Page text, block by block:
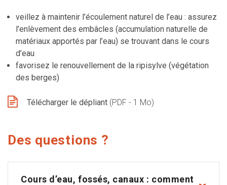
veillez à maintenir l’écoulement naturel de l’eau : assurez
l’enlèvement des embâcles (accumulation naturelle de
matériaux apportés par l’eau) se trouvant dans le cours
d’eau
favorisez le renouvellement de la ripisylve (végétation
des berges)
Télécharger le dépliant (PDF - 1 Mo)
Des questions ?
Cours d’eau, fossés, canaux : comment